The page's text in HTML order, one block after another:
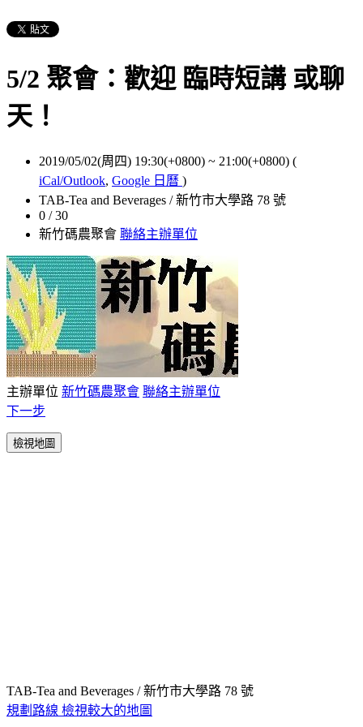
5/2 聚會：歡迎 臨時短講 或聊
天！
2019/05/02(周四) 19:30(+0800) ~ 21:00(+0800) (
iCal/Outlook, Google 日曆 )
TAB-Tea and Beverages / 新竹市大學路 78 號
0 / 30
新竹碼農聚會 聯絡主辦單位
主辦單位 新竹碼農聚會 聯絡主辦單位
下一步
檢視地圖
TAB-Tea and Beverages / 新竹市大學路 78 號
規劃路線 檢視較大的地圖